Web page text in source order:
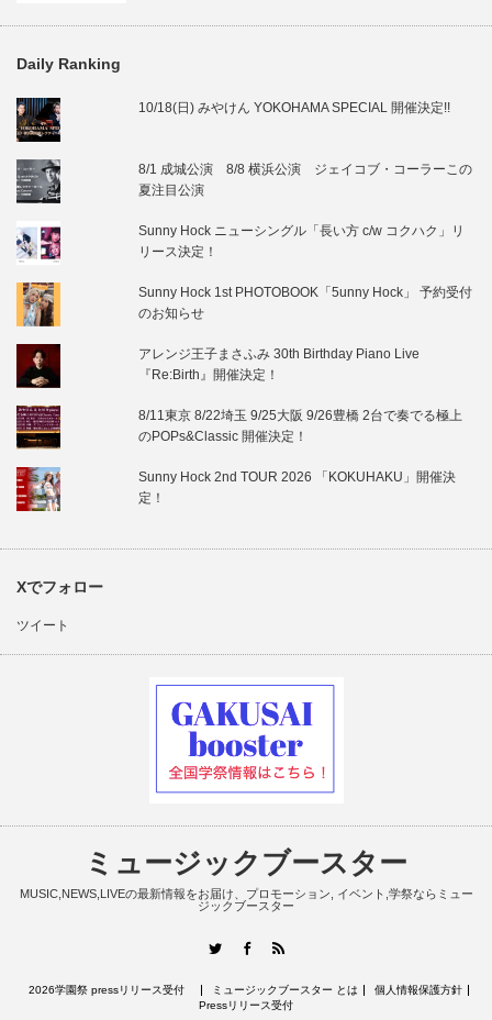
Daily Ranking
10/18(日) みやけん YOKOHAMA SPECIAL 開催決定!!
8/1 成城公演 8/8 横浜公演 ジェイコブ・コーラーこの
夏注目公演
Sunny Hock ニューシングル「長い方 c/w コクハク」リ
リース決定！
Sunny Hock 1st PHOTOBOOK「5unny Hock」 予約受付
のお知らせ
アレンジ王子まさふみ 30th Birthday Piano Live
『Re:Birth』開催決定！
8/11東京 8/22埼玉 9/25大阪 9/26豊橋 2台で奏でる極上
のPOPs&Classic 開催決定！
Sunny Hock 2nd TOUR 2026 「KOKUHAKU」開催決
定！
Xでフォロー
ツイート
ミュージックブースター
MUSIC,NEWS,LIVEの最新情報をお届け、プロモーション, イベント,学祭ならミュー
ジックブースター
TwitterFacebook
2026学園祭 pressリリース受付 ミュージックブースター とは
個人情報保護方針
Pressリリース受付